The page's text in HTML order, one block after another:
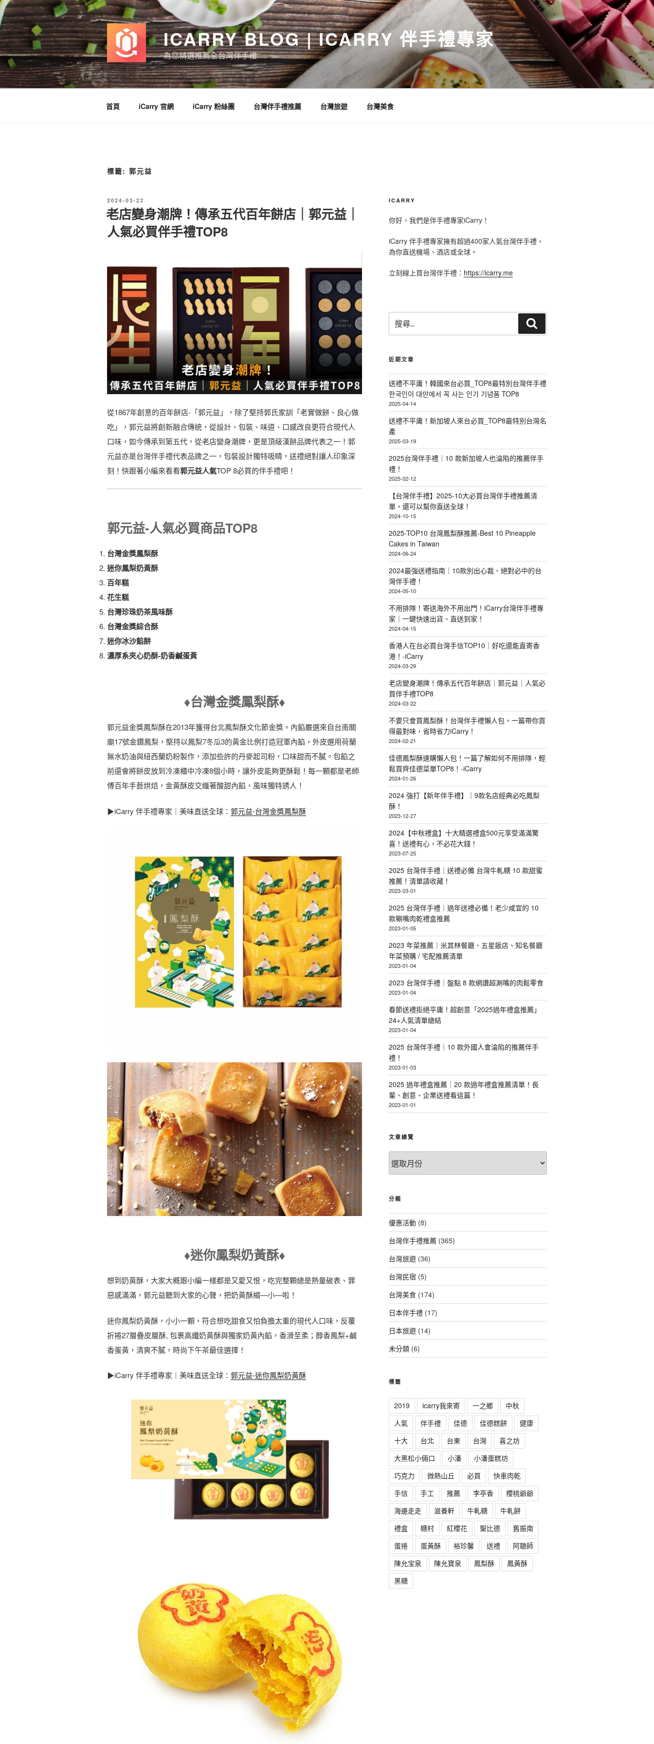
跳
至
主
要
內
容
ICARRY BLOG | ICARRY 伴手禮專家
為您精選推薦全台灣伴手禮
首頁 iCarry 官網 iCarry 粉絲團 台灣伴手禮推薦 台灣旅遊 台灣美食
標籤: 郭元益
發
佈
於
2024-03-22
老店變身潮牌！傳承五代百年餅店｜郭元益｜
人氣必買伴手禮TOP8
從1867年創意的百年餅店-「郭元益」，除了堅持郭氏家訓「老實做餅、良心做
吃」，郭元益將創新融合傳統，從設計、包裝、味道、口感改良更符合現代人
口味，如今傳承到第五代，從老店變身潮牌，更是頂級漢餅品牌代表之一！郭
元益亦是台灣伴手禮代表品牌之一，包裝設計獨特吸睛，送禮絕對讓人印象深
刻！快跟著小編來看看郭元益人氣TOP 8必買的伴手禮吧！
郭元益-人氣必買商品TOP8
台灣金獎鳳梨酥
迷你鳳梨奶黃酥
百年糕
花生糕
台灣珍珠奶茶風味酥
台灣金獎綜合酥
迷你冰沙餡餅
濃厚系夾心奶酥-奶香鹹蛋黃
♦️台灣金獎鳳梨酥♦️
郭元益金獎鳳梨酥在2013年獲得台北鳳梨酥文化節金獎。內餡嚴選來自台南關
廟17號金鑽鳳梨，堅持以鳳梨7冬瓜3的黃金比例打造冠軍內餡，外皮選用荷蘭
無水奶油與紐西蘭奶粉製作，添加些許的丹麥起司粉，口味甜而不膩。包餡之
前還會將餅皮放到冷凍櫃中冷凍8個小時，讓外皮能夠更酥鬆！每一顆都是老師
傅百年手藝烘焙，金黃酥皮交織著酸甜內餡，風味獨特誘人！
▶iCarry 伴手禮專家｜美味直送全球： 郭元益-台灣金獎鳳梨酥
♦️迷你鳳梨奶黃酥♦️
想到奶黃酥，大家大概跟小編一樣都是又愛又恨，吃完整顆總是熱量破表、罪
惡感滿滿，郭元益聽到大家的心聲，把奶黃酥縮—小—啦！
迷你鳳梨奶黃酥，小小一顆，符合想吃甜食又怕負擔太重的現代人口味，反覆
折捲27層疊皮層酥, 包裹高纖奶黃酥與獨家奶黃內餡，香滑至柔；醇香鳳梨+鹹
香蛋黃，清爽不膩，時尚下午茶最佳選擇！
▶iCarry 伴手禮專家｜美味直送全球： 郭元益-迷你鳳梨奶黃酥
ICARRY
你好，我們是伴手禮專家iCarry！
iCarry 伴手禮專家擁有超過400家人氣台灣伴手禮，
為你直送機場、酒店或全球。
立刻線上買台灣伴手禮： https://icarry.me
尋
關
字
尋
近期文章
送禮不平庸！韓國來台必買_TOP8最特別台灣伴手禮
한국인이 대만에서 꼭 사는 인기 기념품 TOP8
2025-04-14
送禮不平庸！新加坡人來台必買_TOP8最特別台灣名
產
2025-03-19
2025台灣伴手禮｜10 款新加坡人也淪陷的推薦伴手
禮！
2025-02-12
【台灣伴手禮】2025-10大必買台灣伴手禮推薦清
單，還可以幫你直送全球！
2024-10-15
2025-TOP10 台灣鳳梨酥推薦-Best 10 Pineapple
Cakes in Taiwan
2024-06-24
2024最強送禮指南｜10款別出心裁、絕對必中的台
灣伴手禮！
2024-05-10
不用排隊！寄送海外不用出門！iCarry台灣伴手禮專
家｜一鍵快速出貨、直送到家！
2024-04-15
香港人在台必買台灣手信TOP10｜好吃還能直寄香
港！-iCarry
2024-03-29
老店變身潮牌！傳承五代百年餅店｜郭元益｜人氣必
買伴手禮TOP8
2024-03-22
不要只會買鳳梨酥！台灣伴手禮懶人包，一篇帶你買
得最對味，省時省力iCarry！
2024-02-21
佳德鳳梨酥速購懶人包！一篇了解如何不用排隊，輕
鬆買齊佳德菜單TOP8！-iCarry
2024-01-26
2024 強打【新年伴手禮】｜9款名店經典必吃鳳梨
酥！
2023-12-27
2024【中秋禮盒】十大精選禮盒500元享受滿滿驚
喜！送禮有心，不必花大錢！
2023-07-25
2025 台灣伴手禮｜送禮必備 台灣牛軋糖 10 款甜蜜
推薦！清單請收藏！
2023-03-01
2025 台灣伴手禮｜過年送禮必備！老少咸宜的 10
款唰嘴肉乾禮盒推薦
2023-01-05
2023 年菜推薦｜米其林餐廳、五星飯店、知名餐廳
年菜預購 / 宅配推薦清單
2023-01-04
2023 台灣伴手禮｜盤點 8 款網讚超涮嘴的肉鬆零食
2023-01-04
春節送禮拒絕平庸！超創意「2025過年禮盒推薦」
24+人氣清單總結
2023-01-04
2025 台灣伴手禮｜10 款外國人會淪陷的推薦伴手
禮！
2023-01-03
2025 過年禮盒推薦｜20 款過年禮盒推薦清單！長
輩、創意、企業送禮看這篇！
2023-01-01
文章總覽
章
總
分類
優惠活動(8)
台灣伴手禮推薦(365)
台灣旅遊(36)
台灣民宿 (5)
台灣美食(174)
日本伴手禮(17)
日本旅遊(14)
未分類(6)
標籤
2019 icarry我來寄 一之鄉
中秋
人氣
伴手禮 佳德 佳德糕餅
健康
十大
台北 台東 台灣
喜之坊
大黑松小倆口
小潘
小潘蛋糕坊
巧克力
微熱山丘 必買
快車肉乾
手信
手工 推薦 李亭香
櫻桃爺爺
海邊走走
滋養軒 牛軋糖
牛軋餅
禮盒
糖村 紅櫻花 聖比德
舊振南
蛋捲
蛋黃酥 裕珍馨 送禮
阿聰師
陳允宝泉
陳允寶泉 鳳梨酥
鳳黃酥
黑糖